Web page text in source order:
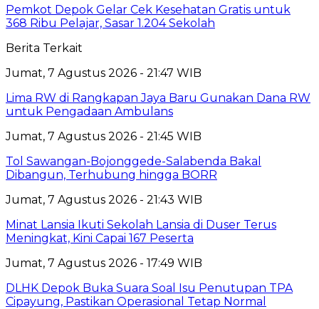
Pemkot Depok Gelar Cek Kesehatan Gratis untuk
368 Ribu Pelajar, Sasar 1.204 Sekolah
Berita Terkait
Jumat, 7 Agustus 2026 - 21:47 WIB
Lima RW di Rangkapan Jaya Baru Gunakan Dana RW
untuk Pengadaan Ambulans
Jumat, 7 Agustus 2026 - 21:45 WIB
Tol Sawangan-Bojonggede-Salabenda Bakal
Dibangun, Terhubung hingga BORR
Jumat, 7 Agustus 2026 - 21:43 WIB
Minat Lansia Ikuti Sekolah Lansia di Duser Terus
Meningkat, Kini Capai 167 Peserta
Jumat, 7 Agustus 2026 - 17:49 WIB
DLHK Depok Buka Suara Soal Isu Penutupan TPA
Cipayung, Pastikan Operasional Tetap Normal